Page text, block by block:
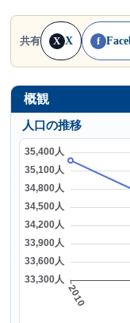
共有 X X f
概観
人口の推移